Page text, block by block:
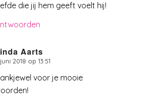
die jij hem geeft voelt hij!
Aarts
zegt:2018 op 13:51
voor je mooie